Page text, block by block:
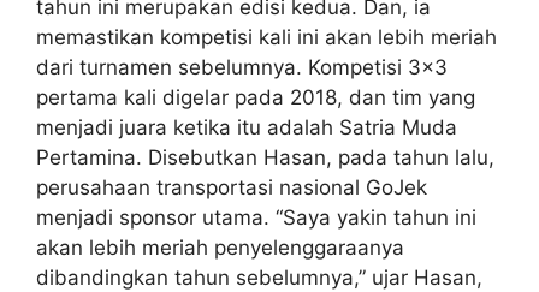
tahun ini merupakan edisi kedua. Dan, ia
memastikan kompetisi kali ini akan lebih meriah
dari turnamen sebelumnya. Kompetisi 3×3
pertama kali digelar pada 2018, dan tim yang
menjadi juara ketika itu adalah Satria Muda
Pertamina. Disebutkan Hasan, pada tahun lalu,
perusahaan transportasi nasional GoJek
menjadi sponsor utama. “Saya yakin tahun ini
akan lebih meriah penyelenggaraanya
dibandingkan tahun sebelumnya,” ujar Hasan,